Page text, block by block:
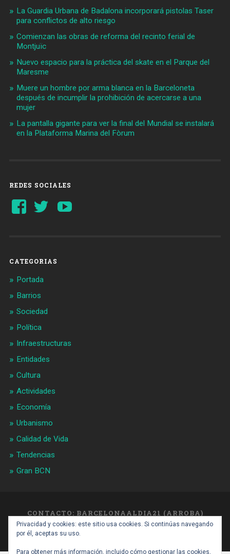
La Guardia Urbana de Badalona incorporará pistolas Taser
para conflictos de alto riesgo
Comienzan las obras de reforma del recinto ferial de
Montjuïc
Nuevo espacio para la práctica del skate en el Parque del
Maresme
Muere un hombre por arma blanca en la Barceloneta
después de incumplir la prohibición de acercarse a una
mujer
La pantalla gigante para ver la final del Mundial se instalará
en la Plataforma Marina del Fòrum
REDES SOCIALES
Ver
perfil
Ver
perfil
CATEGORIAS
Portada
Barrios
Sociedad
Política
Infraestructuras
Entidades
Cultura
Actividades
Economía
Urbanismo
Calidad de Vida
Tendencias
Gran BCN
CONTACTO: BARCELONAALDIA21 (ARROBA)
GMAIL.COM
Privacidad y cookies: este sitio usa cookies. Si continúas navegando
por él, aceptas su uso.
Para obtener más información, incluido cómo gestionar las cookies,